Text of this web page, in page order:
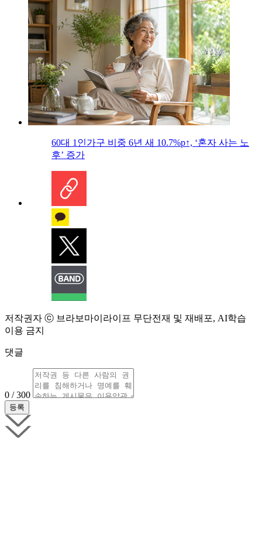
60대 1인가구 비중 6년 새 10.7%p↑, ‘혼자 사는 노
후’ 증가
저작권자 ⓒ 브라보마이라이프 무단전재 및 재배포, AI학습
이용 금지
댓글
0 / 300